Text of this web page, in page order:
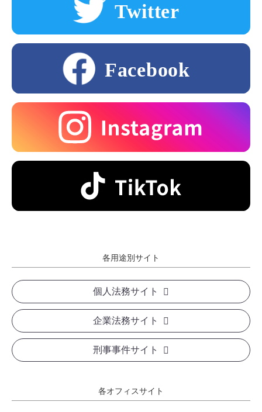
各用途別サイト
個人法務サイト
企業法務サイト
刑事事件サイト
各オフィスサイト